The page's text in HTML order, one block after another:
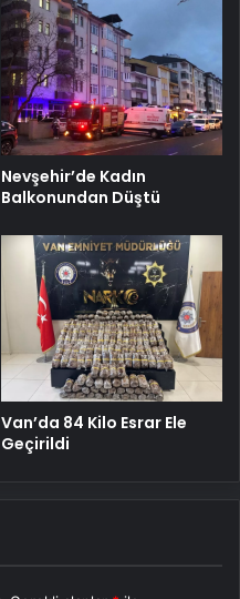
Nevşehir’de Kadın
Balkonundan Düştü
Van’da 84 Kilo Esrar Ele
Geçirildi